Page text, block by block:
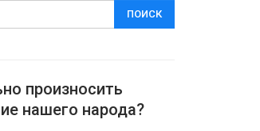
произносить
нашего народа?